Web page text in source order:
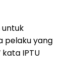
untuk
pelaku yang
IPTU